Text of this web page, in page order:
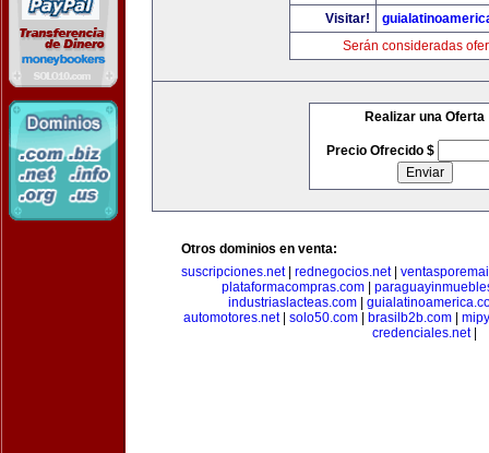
Visitar!
Serán consideradas
Realizar una Oferta
Precio Ofrecido $
Otros dominios en venta:
suscripciones.net| rednegocios.net|
plataformacompras.com
industriaslacteas.com
automotores.net| solo50.com brasilb2b.com
credenciales.net|